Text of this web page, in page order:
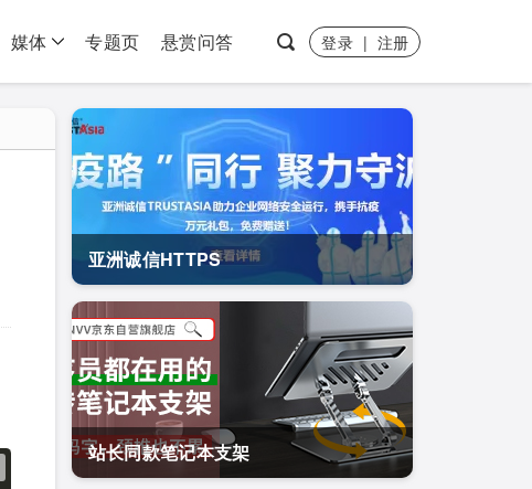
媒体 专题页 悬赏问答 登录 | 注册
亚洲诚信HTTPS
站长同款笔记本支架